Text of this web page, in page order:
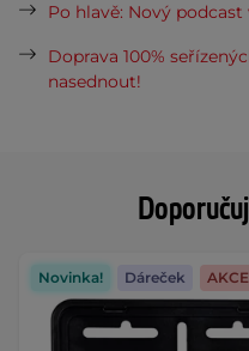
Novinka! Dáreček AKCE
Po hlavě: Nový
Doprava 100%
nasednout!